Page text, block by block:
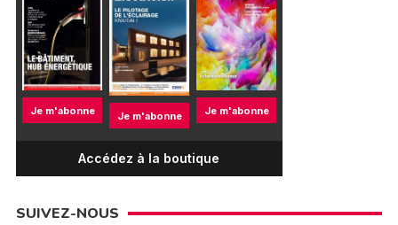
Je m'abonne Je m'abonne Je m'abonne
Accédez à la boutique
SUIVEZ-NOUS